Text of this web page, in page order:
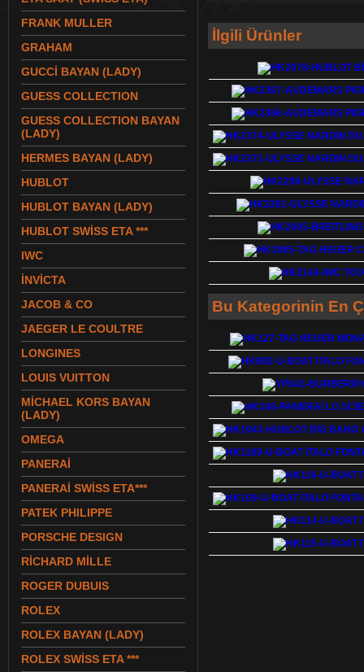
FRANK MULLER
GRAHAM
GUCCİ BAYAN (LADY)
GUESS COLLECTION
GUESS COLLECTION BAYAN
(LADY)
HERMES BAYAN (LADY)
HUBLOT
HUBLOT BAYAN (LADY)
HUBLOT SWİSS ETA ***
IWC
İNVİCTA
JACOB & CO
JAEGER LE COULTRE
LONGINES
LOUIS VUITTON
MİCHAEL KORS BAYAN
(LADY)
OMEGA
PANERAİ
PANERAİ SWİSS ETA***
PATEK PHILIPPE
PORSCHE DESIGN
RİCHARD MİLLE
ROGER DUBUIS
ROLEX
ROLEX BAYAN (LADY)
ROLEX SWİSS ETA ***
İlgili Ürünler
Bu Kategorinin En